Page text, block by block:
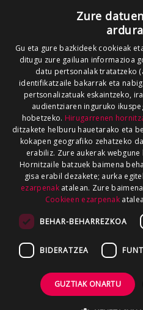
Zure
Gu eta gure bazkideek cookieak
ditugu zure gailuan informazioa
datu pertsonalak tratatzeko
identifikatzaile bakarrak eta
pertsonalizatuak eskaintzeko,
audientziaren inguruko
hobetzeko. Hirugarrenen
ditzakete helburu hauetarako eta
kokapen geografiko zehatzeko
erabiliz. Zure aukerak
Hornitzaile batzuek baimena
gisa erabil dezakete; aurka
ezarpenakatalean. Zure
Cookieen ezarpenak
BEHAR-BEHARREZKOA
BIDERATZEA
GUZTIAK ONARTU